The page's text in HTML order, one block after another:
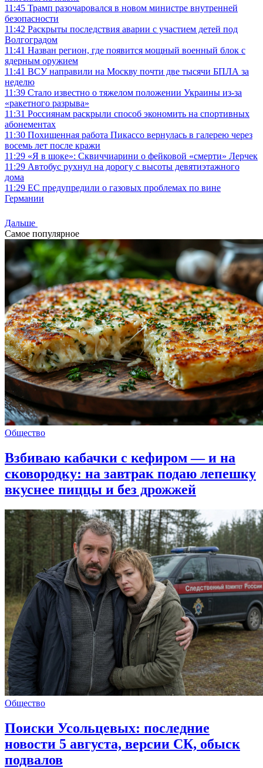
11:45 Трамп разочаровался в новом министре внутренней
безопасности
11:42 Раскрыты последствия аварии с участием детей под
Волгоградом
11:41 Назван регион, где появится мощный военный блок с
ядерным оружием
11:41 ВСУ направили на Москву почти две тысячи БПЛА за
неделю
11:39 Стало известно о тяжелом положении Украины из-за
«ракетного разрыва»
11:31 Россиянам раскрыли способ экономить на спортивных
абонементах
11:30 Похищенная работа Пикассо вернулась в галерею через
восемь лет после кражи
11:29 «Я в шоке»: Сквиччиарини о фейковой «смерти» Лерчек
11:29 Автобус рухнул на дорогу с высоты девятиэтажного
дома
11:29 ЕС предупредили о газовых проблемах по вине
Германии
Дальше
Самое популярное
Общество
Взбиваю кабачки с кефиром — и на
сковородку: на завтрак подаю лепешку
вкуснее пиццы и без дрожжей
Общество
Поиски Усольцевых: последние
новости 5 августа, версии СК, обыск
подвалов